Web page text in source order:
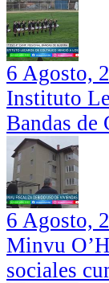
6 Agosto,
Instituto
Bandas de
6 Agosto,
Minvu
sociales